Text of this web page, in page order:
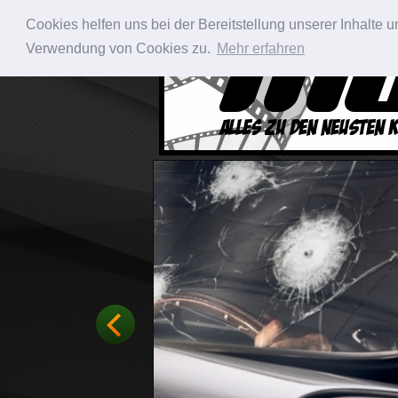
Cookies helfen uns bei der Bereitstellung unserer Inhalte
Verwendung von Cookies zu. Mehr erfahren